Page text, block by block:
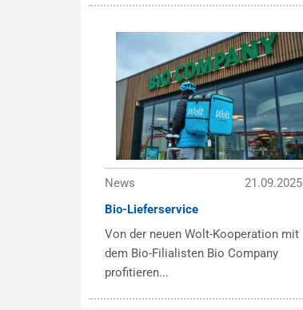
News
21.09.2025
Bio-Lieferservice
Von der neuen Wolt-Kooperation mit
dem Bio-Filialisten Bio Company
profitieren...